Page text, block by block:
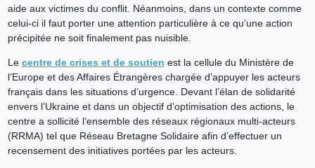
aide aux victimes du conflit. Néanmoins, dans un contexte comme
celui-ci il faut porter une attention particulière à ce qu’une action
précipitée ne soit finalement pas nuisible.
Le centre de crises et de soutien est la cellule du Ministère de
l’Europe et des Affaires Étrangères chargée d’appuyer les acteurs
français dans les situations d’urgence. Devant l’élan de solidarité
envers l’Ukraine et dans un objectif d’optimisation des actions, le
centre a sollicité l’ensemble des réseaux régionaux multi-acteurs
(RRMA) tel que Réseau Bretagne Solidaire afin d’effectuer un
recensement des initiatives portées par les acteurs.